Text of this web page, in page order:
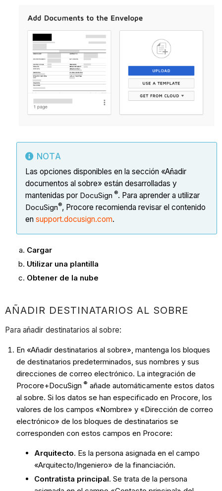
NOTA
Las opciones disponibles en la sección «Añadir
documentos al sobre» están desarrolladas y
mantenidas por DocuSign ®. Para aprender a utilizar
DocuSign®, Procore recomienda revisar el contenido
en support.docusign.com.
Cargar
Utilizar una plantilla
Obtener de la nube
AÑADIR DESTINATARIOS AL SOBRE
Para añadir destinatarios al sobre:
En «Añadir destinatarios al sobre», mantenga los bloques
de destinatarios predeterminados, sus nombres y sus
direcciones de correo electrónico. La integración de
Procore+DocuSign ® añade automáticamente estos datos
al sobre. Si los datos se han especificado en Procore, los
valores de los campos «Nombre» y «Dirección de correo
electrónico» de los bloques de destinatarios se
corresponden con estos campos en Procore:
Arquitecto. Es la persona asignada en el campo
«Arquitecto/Ingeniero» de la financiación.
Contratista principal. Se trata de la persona